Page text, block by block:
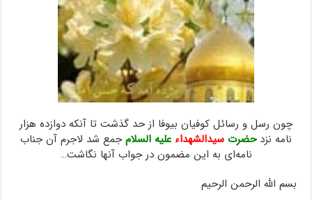
چون رسل و رسائل کوفیان بیوفا از حد گذشت تا آنکه دوازده هزار
نامه نزدحضرت سیدالشهداء علیه السلامجمع شد لاجرم آن جناب
نامه‌ای به این مضمون در جواب آنها نگاشت…
بسم الله الرحمن الرحیم